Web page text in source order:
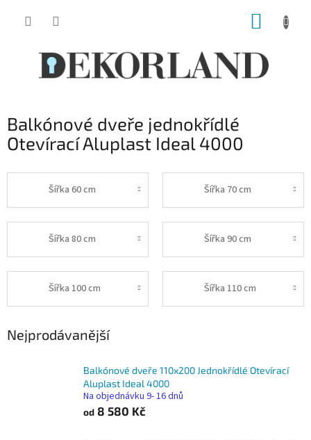
Balkónové dveře jednokřídlé
Otevírací Aluplast Ideal 4000
Šířka 60 cm Šířka 70 cm
Šířka 80 cm Šířka 90 cm
Šířka 100 cm Šířka 110 cm
Nejprodávanější
Balkónové dveře 110x200 Jednokřídlé Otevírací
Aluplast Ideal 4000
Na objednávku 9- 16 dnů
od 8 580 Kč